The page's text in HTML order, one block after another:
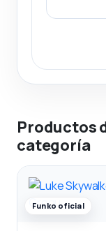
Productos
categoría
Funko oficial